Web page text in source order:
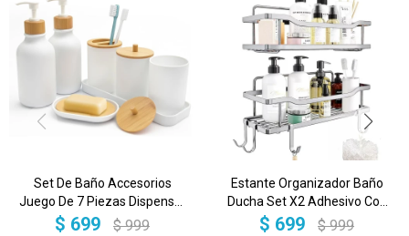
Set De Baño Accesorios
Juego De 7 Piezas Dispenser
Jabonera IMBACK Color
$ 699 $ 999
Estante Organizador Baño
Ducha Set X2 Adhesivo Con
Ganchos Imback Color
$ 699 $ 999